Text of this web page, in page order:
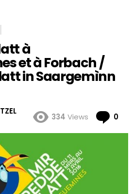
à
et à Forbach /
in Saargemìnn
334 Views 0